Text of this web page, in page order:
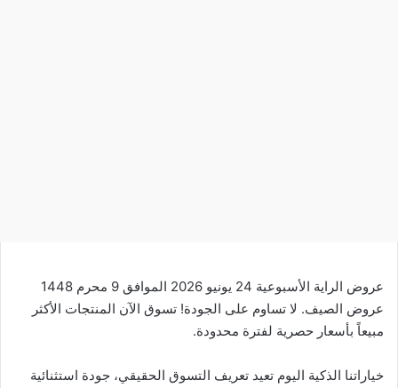
عروض الراية الأسبوعية 24 يونيو 2026 الموافق 9 محرم 1448
عروض الصيف. لا تساوم على الجودة! تسوق الآن المنتجات الأكثر
مبيعاً بأسعار حصرية لفترة محدودة.
خياراتنا الذكية اليوم تعيد تعريف التسوق الحقيقي، جودة استثنائية